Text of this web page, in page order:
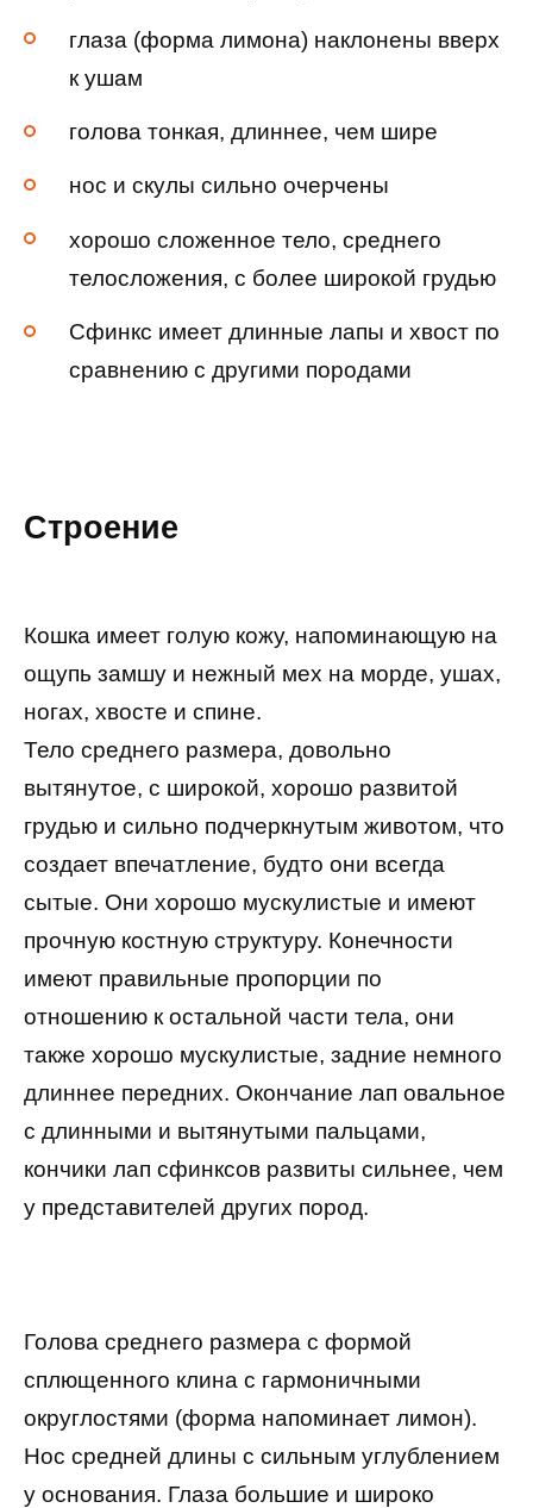
глаза (форма лимона) наклонены вверх
к ушам
голова тонкая, длиннее, чем шире
нос и скулы сильно очерчены
хорошо сложенное тело, среднего
телосложения, с более широкой грудью
Сфинкс имеет длинные лапы и хвост по
сравнению с другими породами
Строение
Кошка имеет голую кожу, напоминающую на
ощупь замшу и нежный мех на морде, ушах,
ногах, хвосте и спине.
Тело среднего размера, довольно
вытянутое, с широкой, хорошо развитой
грудью и сильно подчеркнутым животом, что
создает впечатление, будто они всегда
сытые. Они хорошо мускулистые и имеют
прочную костную структуру. Конечности
имеют правильные пропорции по
отношению к остальной части тела, они
также хорошо мускулистые, задние немного
длиннее передних. Окончание лап овальное
с длинными и вытянутыми пальцами,
кончики лап сфинксов развиты сильнее, чем
у представителей других пород.
Голова среднего размера с формой
сплющенного клина с гармоничными
округлостями (форма напоминает лимон).
Нос средней длины с сильным углублением
у основания. Глаза большие и широко